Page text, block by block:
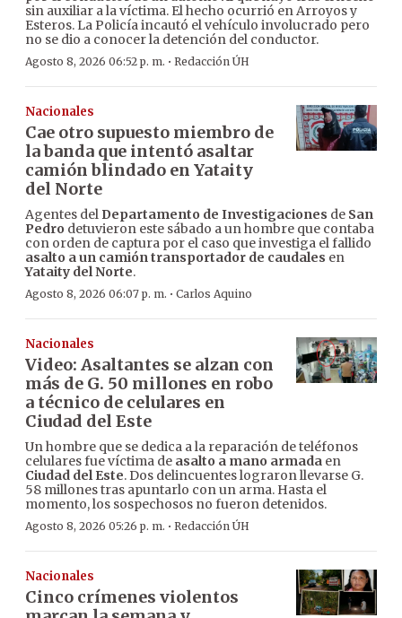
sin auxiliar a la víctima. El hecho ocurrió en Arroyos y
Esteros. La Policía incautó el vehículo involucrado pero
no se dio a conocer la detención del conductor.
Agosto 8, 2026 06:52 p. m. · Redacción ÚH
Nacionales
Cae otro supuesto miembro de
la banda que intentó asaltar
camión blindado en Yataity
del Norte
Agentes del Departamento de Investigaciones de San
Pedro detuvieron este sábado a un hombre que contaba
con orden de captura por el caso que investiga el fallido
asalto a un camión transportador de caudales en
Yataity del Norte.
Agosto 8, 2026 06:07 p. m. · Carlos Aquino
Nacionales
Video: Asaltantes se alzan con
más de G. 50 millones en robo
a técnico de celulares en
Ciudad del Este
Un hombre que se dedica a la reparación de teléfonos
celulares fue víctima de asalto a mano armada en
Ciudad del Este. Dos delincuentes lograron llevarse G.
58 millones tras apuntarlo con un arma. Hasta el
momento, los sospechosos no fueron detenidos.
Agosto 8, 2026 05:26 p. m. · Redacción ÚH
Nacionales
Cinco crímenes violentos